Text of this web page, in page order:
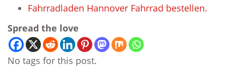
Fahrradladen Hannover Fahrrad bestellen.
Spread the love
No tags for this post.